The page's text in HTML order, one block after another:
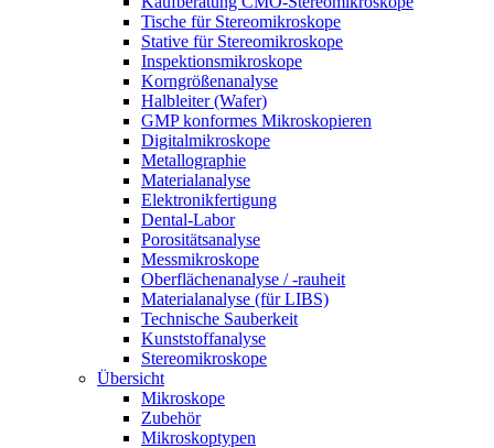
Tische für Stereomikroskope
Stative für Stereomikroskope
Inspektionsmikroskope
Korngrößenanalyse
Halbleiter (Wafer)
GMP konformes Mikroskopieren
Digitalmikroskope
Metallographie
Materialanalyse
Elektronikfertigung
Dental-Labor
Porositätsanalyse
Messmikroskope
Oberflächenanalyse / -rauheit
Materialanalyse (für LIBS)
Technische Sauberkeit
Kunststoffanalyse
Stereomikroskope
Übersicht
Mikroskope
Zubehör
Mikroskoptypen